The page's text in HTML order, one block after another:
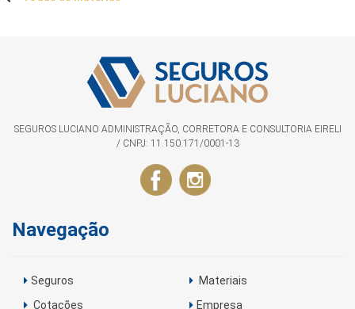
SEGUROS LUCIANO ADMINISTRAÇÃO, CORRETORA E CONSULTORIA EIRELI
/ CNPJ: 11.150.171/0001-13
Navegação
Seguros
Cotações
Materiais
Empresa